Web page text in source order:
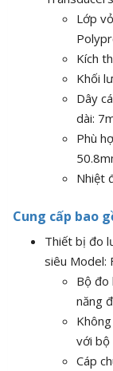
Lớp
Kích
Khối
Dây
dài:
Phù
Nhiệt
Cung cấp bao
Thiết bị đo
siêu Model:
Bộ
năng
với bộ
Cáp